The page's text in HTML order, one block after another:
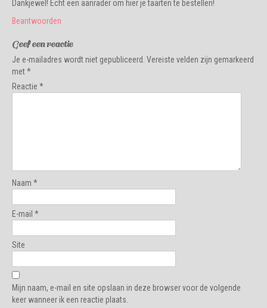
Dankjewel! Echt een aanrader om hier je taarten te bestellen!
Beantwoorden
Geef een reactie
Je e-mailadres wordt niet gepubliceerd. Vereiste velden zijn gemarkeerd
met*
Reactie *
Naam *
E-mail *
Site
Mijn naam, e-mail en site opslaan in deze browser voor de volgende
keer wanneer ik een reactie plaats.